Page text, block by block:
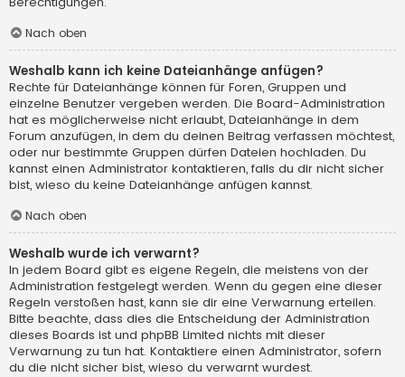
Nach oben
Weshalb kann ich keine Dateianhänge anfügen?
Rechte für Dateianhänge können für Foren, Gruppen und
einzelne Benutzer vergeben werden. Die Board-Administration
hat es möglicherweise nicht erlaubt, Dateianhänge in dem
Forum anzufügen, in dem du deinen Beitrag verfassen möchtest,
oder nur bestimmte Gruppen dürfen Dateien hochladen. Du
kannst einen Administrator kontaktieren, falls du dir nicht sicher
bist, wieso du keine Dateianhänge anfügen kannst.
Nach oben
Weshalb wurde ich verwarnt?
In jedem Board gibt es eigene Regeln, die meistens von der
Administration festgelegt werden. Wenn du gegen eine dieser
Regeln verstoßen hast, kann sie dir eine Verwarnung erteilen.
Bitte beachte, dass dies die Entscheidung der Administration
dieses Boards ist und phpBB Limited nichts mit dieser
Verwarnung zu tun hat. Kontaktiere einen Administrator, sofern
du die nicht sicher bist, wieso du verwarnt wurdest.